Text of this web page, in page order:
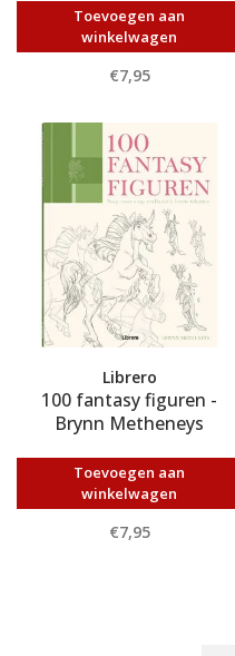
Toevoegen aan
winkelwagen
€7,95
Librero
100 fantasy figuren -
Brynn Metheneys
Toevoegen aan
winkelwagen
€7,95